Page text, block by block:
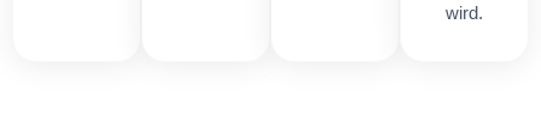
wird.